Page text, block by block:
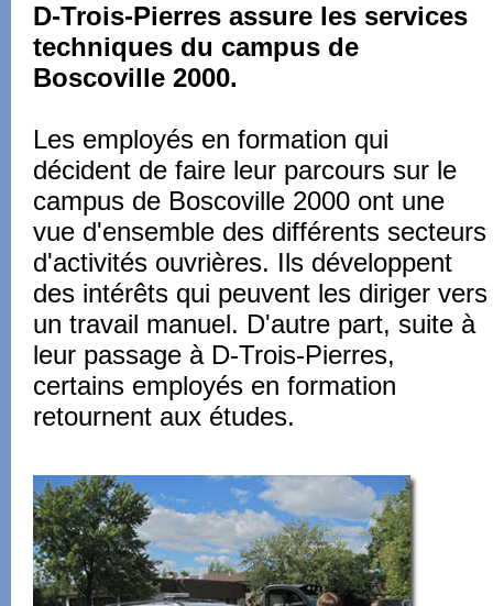
D-Trois-Pierres assure les services
techniques du campus de
Boscoville 2000.
Les employés en formation qui
décident de faire leur parcours sur le
campus de Boscoville 2000 ont une
vue d'ensemble des différents secteurs
d'activités ouvrières. Ils développent
des intérêts qui peuvent les diriger vers
un travail manuel. D'autre part, suite à
leur passage à D-Trois-Pierres,
certains employés en formation
retournent aux études.